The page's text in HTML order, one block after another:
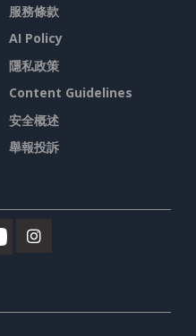
服務條款
AI Policy
隱私政策
Content Guidelines
安全概述
舉報投訴